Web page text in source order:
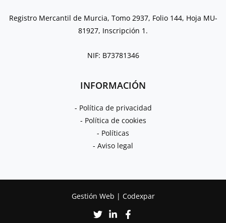
Registro Mercantil de Murcia, Tomo 2937, Folio 144, Hoja MU-
81927, Inscripción 1.
NIF: B73781346
INFORMACIÓN
Política de privacidad
Política de cookies
Políticas
Aviso legal
Gestión Web | Codexpar